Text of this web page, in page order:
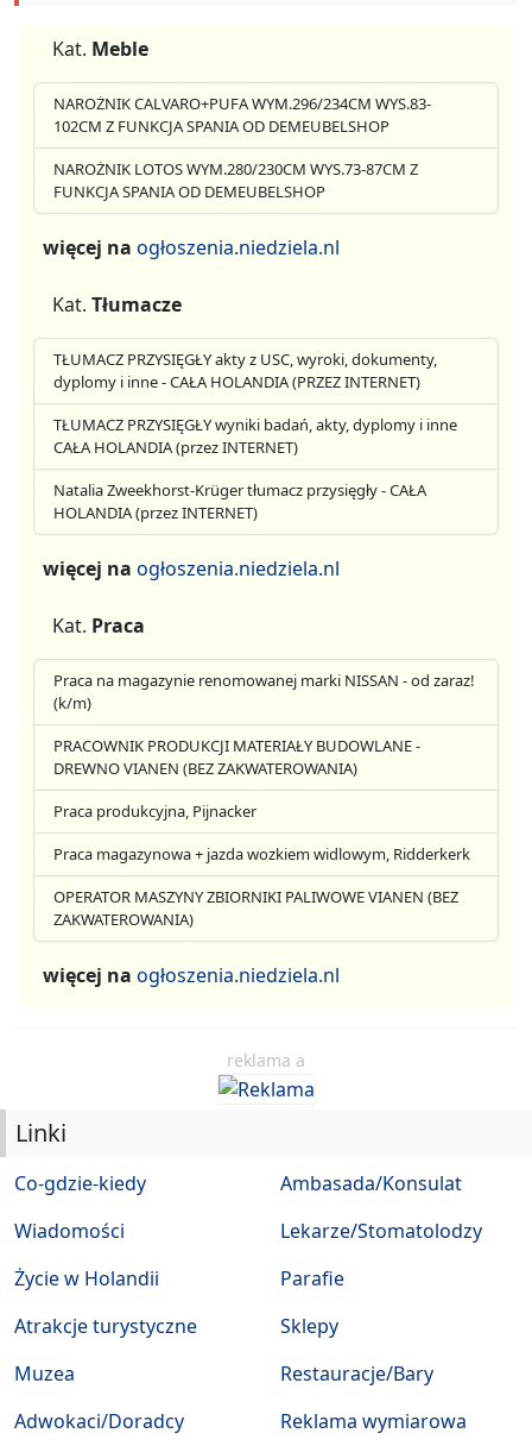
Kat. Meble
NAROŻNIK CALVARO+PUFA WYM.296/234CM WYS.83-
102CM Z FUNKCJA SPANIA OD DEMEUBELSHOP
NAROŻNIK LOTOS WYM.280/230CM WYS.73-87CM Z
FUNKCJA SPANIA OD DEMEUBELSHOP
więcej na ogłoszenia.niedziela.nl
Kat. Tłumacze
TŁUMACZ PRZYSIĘGŁY akty z USC, wyroki, dokumenty,
dyplomy i inne - CAŁA HOLANDIA (PRZEZ INTERNET)
TŁUMACZ PRZYSIĘGŁY wyniki badań, akty, dyplomy i inne
CAŁA HOLANDIA (przez INTERNET)
Natalia Zweekhorst-Krüger tłumacz przysięgły - CAŁA
HOLANDIA (przez INTERNET)
więcej na ogłoszenia.niedziela.nl
Kat. Praca
Praca na magazynie renomowanej marki NISSAN - od zaraz!
(k/m)
PRACOWNIK PRODUKCJI MATERIAŁY BUDOWLANE -
DREWNO VIANEN (BEZ ZAKWATEROWANIA)
Praca produkcyjna, Pijnacker
Praca magazynowa + jazda wozkiem widlowym, Ridderkerk
OPERATOR MASZYNY ZBIORNIKI PALIWOWE VIANEN (BEZ
ZAKWATEROWANIA)
więcej na ogłoszenia.niedziela.nl
reklama a
Linki
Co-gdzie-kiedy
Wiadomości
Życie w Holandii
Atrakcje turystyczne
Muzea
Ambasada/Konsulat
Lekarze/Stomatolodzy
Parafie
Sklepy
Restauracje/Bary
Adwokaci/Doradcy
Reklama wymiarowa